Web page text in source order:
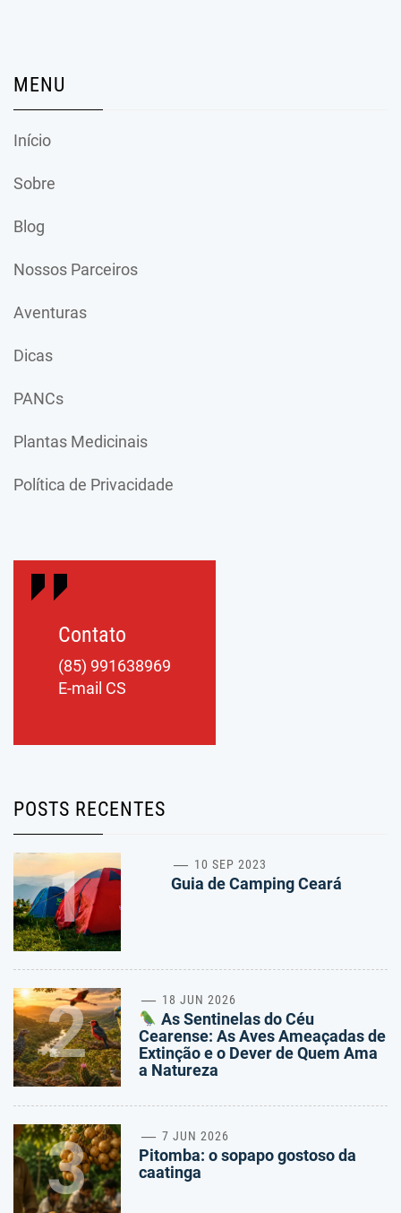
MENU
Início
Sobre
Blog
Nossos Parceiros
Aventuras
Dicas
PANCs
Plantas Medicinais
Política de Privacidade
Contato
(85) 991638969
E-mail CS
POSTS RECENTES
1 10 SEP 2023
Guia de Camping Ceará
2 18 JUN 2026
As Sentinelas do Céu
Cearense: As Aves Ameaçadas de
Extinção e o Dever de Quem Ama
a Natureza
3 7 JUN 2026
Pitomba: o sopapo gostoso da
caatinga